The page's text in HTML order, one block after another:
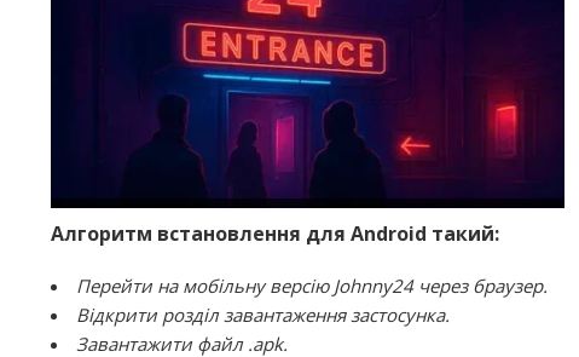
Алгоритм встановлення для Android такий:
Перейти на мобільну версію Johnny24 через браузер.
Відкрити розділ завантаження застосунка.
Завантажити файл .apk.